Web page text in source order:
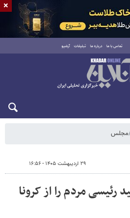
تماس با ما درباره ما تبلیغات آرشیو
مجلس
۲۹ اردیبهشت ۱۴۰۵ - ۱۶:۵۶
مردم را از کرونا
×